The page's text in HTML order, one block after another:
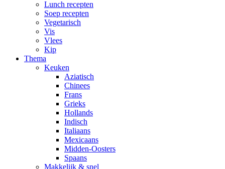
Lunch recepten
Soep recepten
Vegetarisch
Vis
Vlees
Kip
Thema
Keuken
Aziatisch
Chinees
Frans
Grieks
Hollands
Indisch
Italiaans
Mexicaans
Midden-Oosters
Spaans
Makkelijk & snel